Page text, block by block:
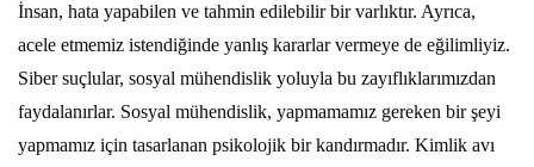
İnsan, hata yapabilen ve tahmin edilebilir bir varlıktır. Ayrıca,
acele etmemiz istendiğinde yanlış kararlar vermeye de eğilimliyiz.
Siber suçlular, sosyal mühendislik yoluyla bu zayıflıklarımızdan
faydalanırlar. Sosyal mühendislik, yapmamamız gereken bir şeyi
yapmamız için tasarlanan psikolojik bir kandırmadır. Kimlik avı